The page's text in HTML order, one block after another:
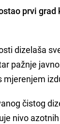
prvi
dizelaša
pažnje
mjerenjem
čistog
nivo